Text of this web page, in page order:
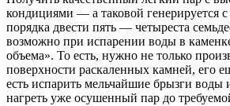
кондициями — а таковой генерируется с
порядка двести пять — четыреста
возможно при испарении воды в
объема». То есть, нужно не только
поверхности раскаленных камней, его
есть испарить мельчайшие брызги воды
нагреть уже осушенный пар до